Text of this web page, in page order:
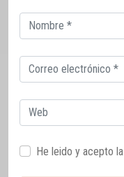
Correo
electrónico
Correo
electrónico
Web
He leido y acepto la